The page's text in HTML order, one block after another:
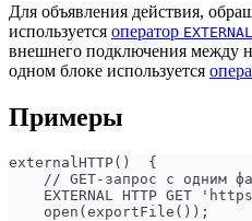
Для объявления действия,
используется оператор EXTERNAL
внешнего подключения между
одном блоке используется
Примеры
externalHTTP()  {
// GET-запрос с одним
EXTERNAL HTTP GET
    open(exportFile());